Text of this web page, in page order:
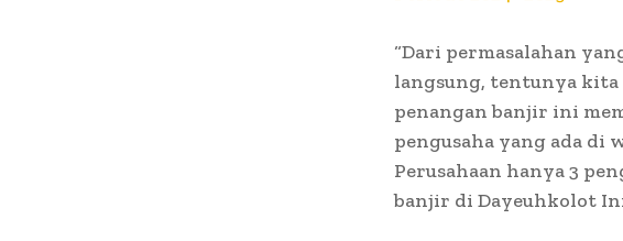
“Dari permasalahan
langsung, tentunya kita
penangan banjir ini
pengusaha yang ada di
Perusahaan hanya 3
banjir di Dayeuhkolot